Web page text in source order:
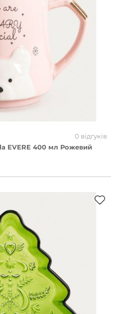
0 відгуків
EVERE 400 мл Рожевий